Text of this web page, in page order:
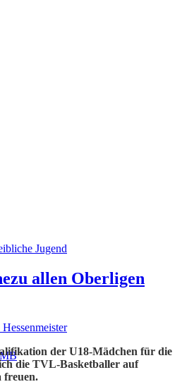
Jugend
allen Oberligen
der U18-Mädchen für die
die TVL-Basketballer auf
freuen.